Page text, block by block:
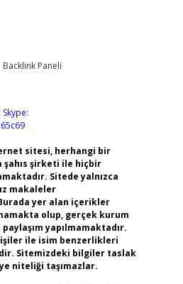
Skype:
sitesi, herhangi bir
şahıs şirketi ile hiçbir
Sitede yalnızca
makaleler
yer alan içerikler
olup, gerçek kurum
yapılmamaktadır.
ile isim benzerlikleri
Sitemizdeki bilgiler taslak
niteliği taşımazlar.